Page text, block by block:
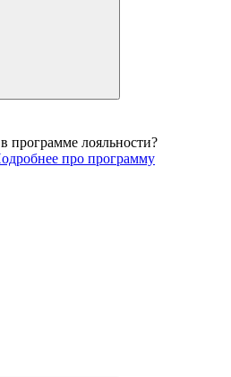
программе лояльности?
про программу